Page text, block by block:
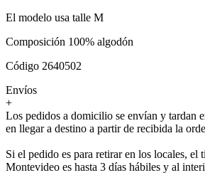
El modelo usa talle M
Composición 100% algodón
Código 2640502
Envíos
+
Los pedidos a domicilio se envían y tardan
en llegar a destino a partir de recibida la
Si el pedido es para retirar en los locales, el
Montevideo es hasta 3 días hábiles y al